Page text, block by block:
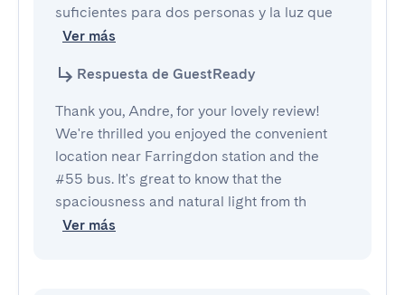
suficientes para dos personas y la luz que
Ver más
Respuesta de GuestReady
Thank you, Andre, for your lovely review!
We're thrilled you enjoyed the convenient
location near Farringdon station and the
#55 bus. It's great to know that the
spaciousness and natural light from th
Ver más